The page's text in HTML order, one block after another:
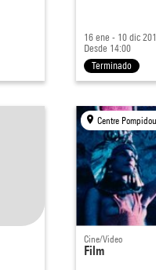
16 ene - 10 dic
Desde 14:00
Terminado
Centre
Cine/Video
Film